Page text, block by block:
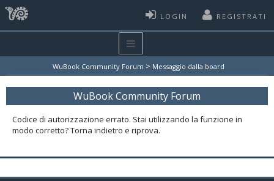
LOGIN REGISTRATI
WuBook Community Forum > Messaggio dalla board
WuBook Community Forum
Codice di autorizzazione errato. Stai utilizzando la funzione in
modo corretto? Torna indietro e riprova.